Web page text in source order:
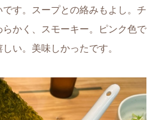
す。スープとの絡みもよし。チ
かく、スモーキー。ピンク色で
い。美味しかったです。